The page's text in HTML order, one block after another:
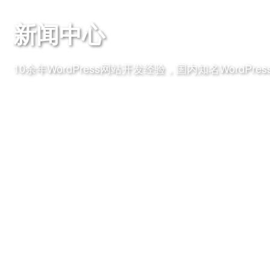
新闻中心
10余年WordPress网站开发经验，国内知名